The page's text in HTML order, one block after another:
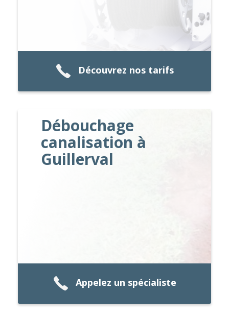
Découvrez nos tarifs
Débouchage
canalisation à
Guillerval
Appelez un spécialiste